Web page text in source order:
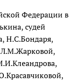
Федерации в
судей
Н.С.Бондаря,